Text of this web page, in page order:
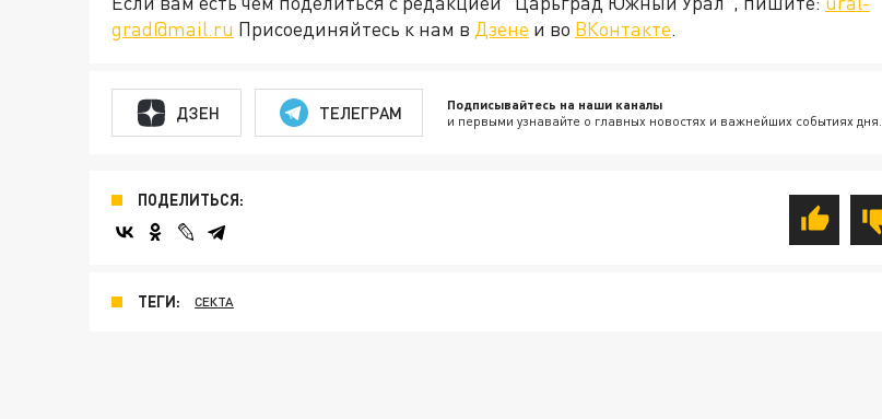
grad@mail.ru Присоединяйтесь к нам в Дзене и во ВКонтакте.
ДЗЕН ТЕЛЕГРАМ Подписывайтесь на наши каналы
и первыми узнавайте о главных новостях и важнейших событиях дня.
ПОДЕЛИТЬСЯ:
ТЕГИ: СЕКТА